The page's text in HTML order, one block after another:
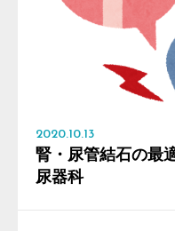
2020.10.13
腎・尿管結石の最
尿器科